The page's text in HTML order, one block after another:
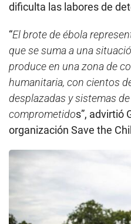
dificulta las labores de
“El brote de ébola
que se suma a una
produce en una zona de
humanitaria, con cientos
desplazadas y sistemas
comprometidos”, advirtió
organización Save the